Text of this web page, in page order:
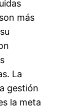
más
La
gestión
la meta